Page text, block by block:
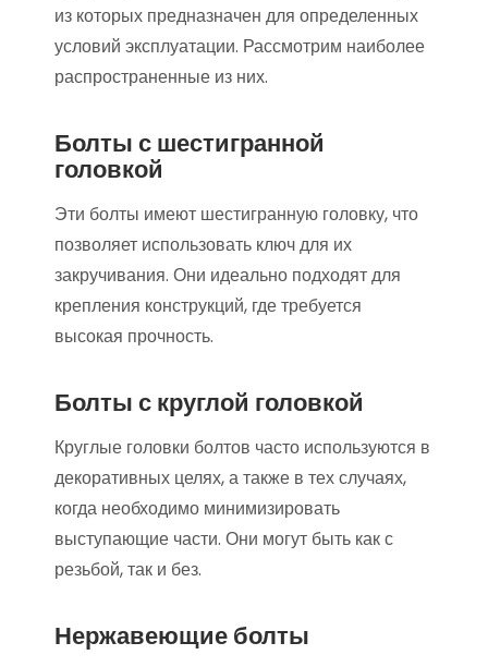
из которых предназначен для определенных
условий эксплуатации. Рассмотрим наиболее
распространенные из них.
Болты с шестигранной
головкой
Эти болты имеют шестигранную головку, что
позволяет использовать ключ для их
закручивания. Они идеально подходят для
крепления конструкций, где требуется
высокая прочность.
Болты с круглой головкой
Круглые головки болтов часто используются в
декоративных целях, а также в тех случаях,
когда необходимо минимизировать
выступающие части. Они могут быть как с
резьбой, так и без.
Нержавеющие болты